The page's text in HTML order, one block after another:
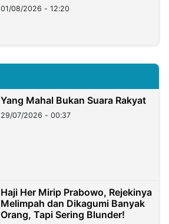
01/08/2026 - 12:20
Yang Mahal Bukan Suara Rakyat
29/07/2026 - 00:37
Haji Her Mirip Prabowo, Rejekinya
Melimpah dan Dikagumi Banyak
Orang, Tapi Sering Blunder!